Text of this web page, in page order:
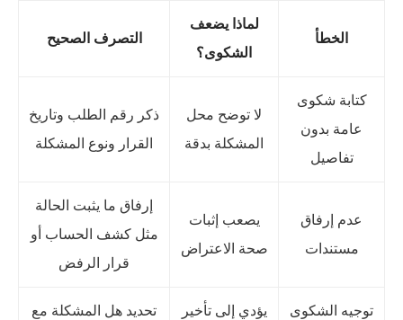
الخطأ
لماذا يضعف
الشكوى؟
التصرف الصحيح
كتابة شكوى
عامة بدون
تفاصيل
لا توضح محل
المشكلة بدقة
ذكر رقم الطلب وتاريخ
القرار ونوع المشكلة
عدم إرفاق
مستندات
يصعب إثبات
صحة الاعتراض
إرفاق ما يثبت الحالة
مثل كشف الحساب أو
قرار الرفض
توجيه الشكوى
يؤدي إلى تأخير
تحديد هل المشكلة مع